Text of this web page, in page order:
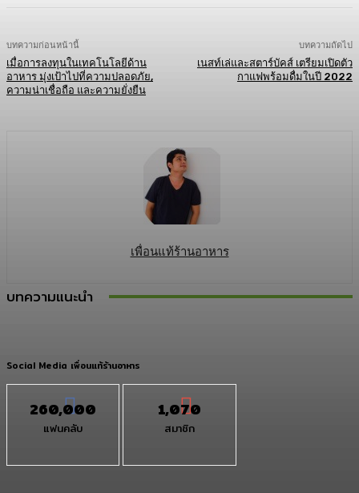
บทความก่อนหน้านี้
เมื่อการลงทุนในเทคโนโลยีด้าน
อาหาร มุ่งเป้าไปที่ความปลอดภัย,
ความน่าเชื่อถือ และความยั่งยืน
บทความถัดไป
เนสท์เล่และสตาร์บัคส์ เตรียมเปิดตัว
กาแฟพร้อมดื่มในปี 2022
เพื่อนแท้ร้านอาหาร
บทความแนะนำ
Social Media เพื่อนแท้ร้านอาหาร
260,000
แฟนคลับ
1,070
สมาชิก